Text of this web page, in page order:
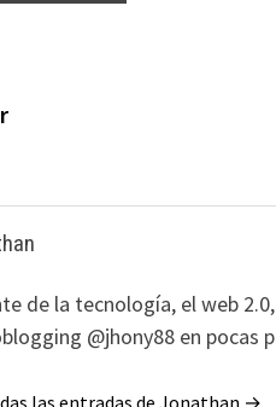
de la tecnología, el web
@jhony88 en pocas
las entradas de Jonathan →